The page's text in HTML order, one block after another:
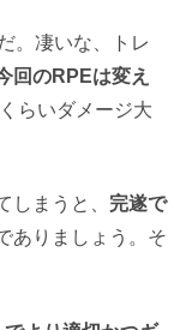
。凄いな、トレ
回のRPEは変え
らいダメージ大
しまうと、 完遂で
ありましょう。そ